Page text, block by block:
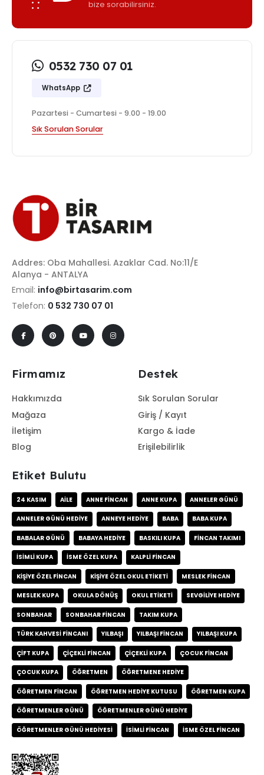
bize sorabilirsiniz.
0532 730 07 01
WhatsApp
Pazartesi - Cumartesi - 9.00 - 19.00
Sık Sorulan Sorular
Addres: Oba Mahallesi. Azaklar Cad. No:11/E
Alanya - ANTALYA
Email: info@birtasarim.com
Telefon: 0 532 730 07 01
Firmamız
Hakkımızda
Mağaza
İletişim
Blog
Destek
Sık Sorulan Sorular
Giriş / Kayıt
Kargo & İade
Erişilebilirlik
Etiket Bulutu
24 KASIM AILE ANNE FINCAN ANNE KUPA ANNELER GÜNÜ
ANNELER GÜNÜ HEDIYE ANNEYE HEDIYE BABA BABA KUPA
BABALAR GÜNÜ BABAYA HEDIYE BASKILI KUPA FINCAN TAKIMI
ISIMLI KUPA ISME ÖZEL KUPA KALPLI FINCAN
KIŞIYE ÖZEL FINCAN KIŞIYE ÖZEL OKUL ETIKETI MESLEK FINCAN
MESLEK KUPA OKULA DÖNÜŞ OKUL ETIKETI SEVGILIYE HEDIYE
SONBAHAR SONBAHAR FINCAN TAKIM KUPA
TÜRK KAHVESI FINCANI YILBAŞI YILBAŞI FINCAN YILBAŞI KUPA
ÇIFT KUPA ÇIÇEKLI FINCAN ÇIÇEKLI KUPA ÇOCUK FINCAN
ÇOCUK KUPA ÖĞRETMEN ÖĞRETMENE HEDIYE
ÖĞRETMEN FINCAN ÖĞRETMEN HEDIYE KUTUSU ÖĞRETMEN KUPA
ÖĞRETMENLER GÜNÜ ÖĞRETMENLER GÜNÜ HEDIYE
ÖĞRETMENLER GÜNÜ HEDIYESI İSIMLI FINCAN İSME ÖZEL FINCAN